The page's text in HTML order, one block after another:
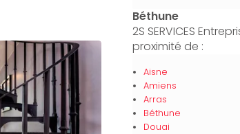
Béthune
2S SERVICES
proximité de :
Aisne
Amiens
Arras
Béthune
Douai